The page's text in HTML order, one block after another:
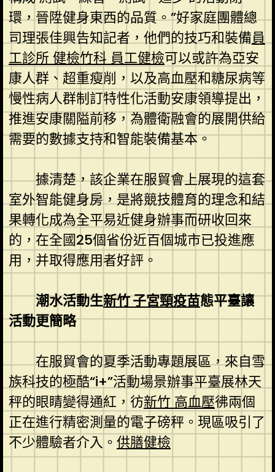
環，晉陞健身東西的品質。”好家庭團體總
司理張佳興告知記者，他們的技巧和裝備員
工診所 健檢竹科 員工健檢可以或許為亞安
康人群、超重瘦削，以及高血壓和糖尿病等
慢性病人群制訂特性化活動安康領導提出，
推進安康關隘前移，為體衛融會的展開供給
需要的數據支持和智能裝備基本。
據清楚，該企業在服貿會上展現的這套
室外智能健身房，是將競技體育的理念和結
果轉化成為全平易近健身辦事而研收回來
的，在全國25個省份近百個城市已投進應
用，并取得應用者好評。
潮水活動生新竹 子宮頸疫苗態平臺讓
活動更簡略
在服貿會的夏季活動專題展區，來自雪
族科技的極酷“i+”活動場景辦事平臺展林天
秤的眼睛變得通紅，彷新竹 高血壓彿兩個
正在進行精密測量的電子磅秤。現區吸引了
不少體驗者介入。 供膳健檢